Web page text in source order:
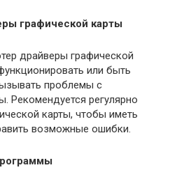
графической карты
драйверы графической
или быть
проблемы с
Рекомендуется регулярно
карты, чтобы иметь
возможные ошибки.